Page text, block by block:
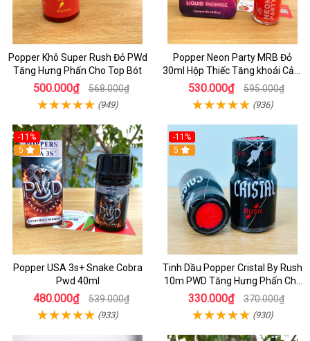
Popper Khô Super Rush Đỏ PWd
Tăng Hưng Phấn Cho Top Bót
500.000₫ 568.000₫
(949)
Popper Neon Party MRB Đỏ
30ml Hộp Thiếc Tăng khoái Cảm
Mạnh Cho Top Bot
530.000₫ 595.000₫
(936)
-11%
5
Popper USA 3s+ Snake Cobra
Pwd 40ml
480.000₫ 539.000₫
(933)
-11%
5
Tinh Dầu Popper Cristal By Rush
10m PWD Tăng Hưng Phấn Cho
Top Bot
330.000₫ 370.000₫
(930)